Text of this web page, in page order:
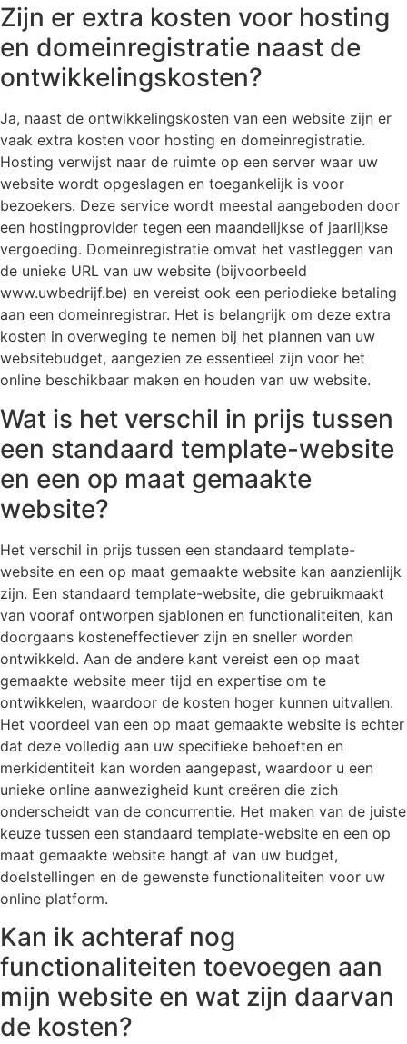
Zijn er extra kosten voor hosting
en domeinregistratie naast de
ontwikkelingskosten?
Ja, naast de ontwikkelingskosten van een website zijn er
vaak extra kosten voor hosting en domeinregistratie.
Hosting verwijst naar de ruimte op een server waar uw
website wordt opgeslagen en toegankelijk is voor
bezoekers. Deze service wordt meestal aangeboden door
een hostingprovider tegen een maandelijkse of jaarlijkse
vergoeding. Domeinregistratie omvat het vastleggen van
de unieke URL van uw website (bijvoorbeeld
www.uwbedrijf.be) en vereist ook een periodieke betaling
aan een domeinregistrar. Het is belangrijk om deze extra
kosten in overweging te nemen bij het plannen van uw
websitebudget, aangezien ze essentieel zijn voor het
online beschikbaar maken en houden van uw website.
Wat is het verschil in prijs tussen
een standaard template-website
en een op maat gemaakte
website?
Het verschil in prijs tussen een standaard template-
website en een op maat gemaakte website kan aanzienlijk
zijn. Een standaard template-website, die gebruikmaakt
van vooraf ontworpen sjablonen en functionaliteiten, kan
doorgaans kosteneffectiever zijn en sneller worden
ontwikkeld. Aan de andere kant vereist een op maat
gemaakte website meer tijd en expertise om te
ontwikkelen, waardoor de kosten hoger kunnen uitvallen.
Het voordeel van een op maat gemaakte website is echter
dat deze volledig aan uw specifieke behoeften en
merkidentiteit kan worden aangepast, waardoor u een
unieke online aanwezigheid kunt creëren die zich
onderscheidt van de concurrentie. Het maken van de juiste
keuze tussen een standaard template-website en een op
maat gemaakte website hangt af van uw budget,
doelstellingen en de gewenste functionaliteiten voor uw
online platform.
Kan ik achteraf nog
functionaliteiten toevoegen aan
mijn website en wat zijn daarvan
de kosten?